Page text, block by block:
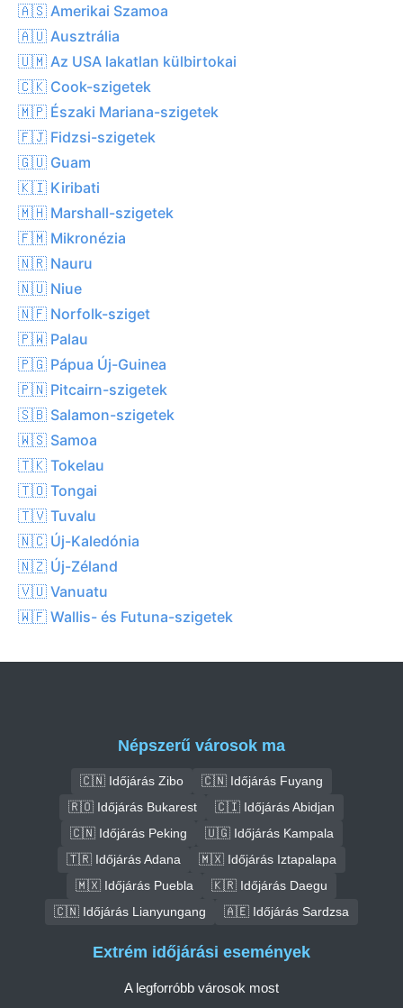
🇦🇸 Amerikai Szamoa
🇦🇺 Ausztrália
🇺🇲 Az USA lakatlan külbirtokai
🇨🇰 Cook-szigetek
🇲🇵 Északi Mariana-szigetek
🇫🇯 Fidzsi-szigetek
🇬🇺 Guam
🇰🇮 Kiribati
🇲🇭 Marshall-szigetek
🇫🇲 Mikronézia
🇳🇷 Nauru
🇳🇺 Niue
🇳🇫 Norfolk-sziget
🇵🇼 Palau
🇵🇬 Pápua Új-Guinea
🇵🇳 Pitcairn-szigetek
🇸🇧 Salamon-szigetek
🇼🇸 Samoa
🇹🇰 Tokelau
🇹🇴 Tongai
🇹🇻 Tuvalu
🇳🇨 Új-Kaledónia
🇳🇿 Új-Zéland
🇻🇺 Vanuatu
🇼🇫 Wallis- és Futuna-szigetek
Népszerű városok ma
🇨🇳 Időjárás Zibo
🇨🇳 Időjárás Fuyang
🇷🇴 Időjárás Bukarest
🇨🇮 Időjárás Abidjan
🇨🇳 Időjárás Peking
🇺🇬 Időjárás Kampala
🇹🇷 Időjárás Adana
🇲🇽 Időjárás Iztapalapa
🇲🇽 Időjárás Puebla
🇰🇷 Időjárás Daegu
🇨🇳 Időjárás Lianyungang
🇦🇪 Időjárás Sardzsa
Extrém időjárási események
A legforróbb városok most